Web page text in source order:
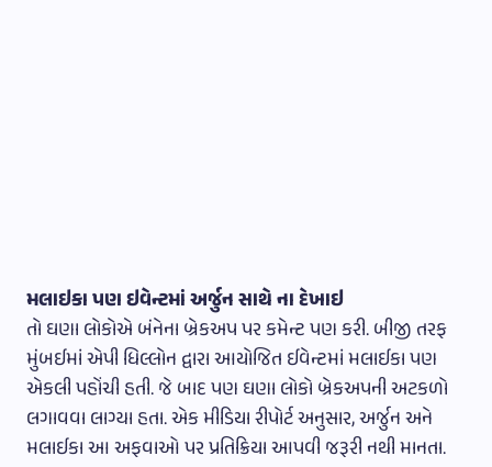
મલાઇકા પણ ઇવેન્ટમાં અર્જુન સાથે ના દેખાઇ
તો ઘણા લોકોએ બંનેના બ્રેકઅપ પર કમેન્ટ પણ કરી. બીજી તરફ
મુંબઈમાં એપી ધિલ્લોન દ્વારા આયોજિત ઈવેન્ટમાં મલાઈકા પણ
એકલી પહોંચી હતી. જે બાદ પણ ઘણા લોકો બ્રેકઅપની અટકળો
લગાવવા લાગ્યા હતા. એક મીડિયા રીપોર્ટ અનુસાર, અર્જુન અને
મલાઈકા આ અફવાઓ પર પ્રતિક્રિયા આપવી જરૂરી નથી માનતા.